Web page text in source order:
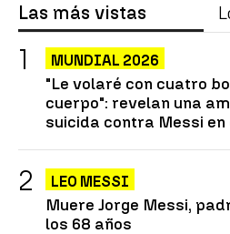
Las más vistas
MUNDIAL 2026
"Le volaré con cuatro
cuerpo": revelan una
suicida contra Messi en
LEO MESSI
Muere Jorge Messi,
los 68 años